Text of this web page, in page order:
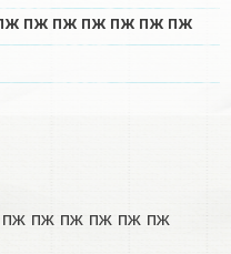
пж пж пж пж пж пж
пж пж пж пж пж​